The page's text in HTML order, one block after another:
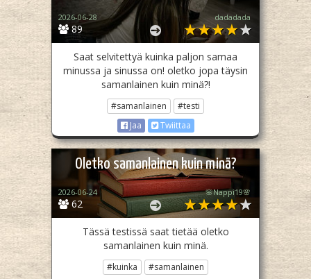
89
2026-06-28 dadadada
Saat selvitettyä kuinka paljon samaa
minussa ja sinussa on! oletko jopa täysin
samanlainen kuin minä?!
#samanlainen
#testi
Jaa
Twiittaa
Oletko samanlainen kuin minä?
62
2026-06-24 🌸Nappi19🌸
Tässä testissä saat tietää oletko
samanlainen kuin minä.
#kuinka
#samanlainen